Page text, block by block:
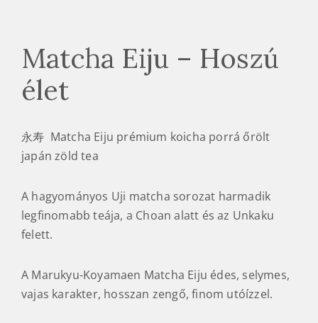
Matcha Eiju – Hoszú
élet
永寿 Matcha Eiju prémium koicha porrá őrölt
japán zöld tea
A hagyományos Uji matcha sorozat harmadik
legfinomabb teája, a Choan alatt és az Unkaku
felett.
A Marukyu-Koyamaen Matcha Eiju édes, selymes,
vajas karakter, hosszan zengő, finom utóízzel.